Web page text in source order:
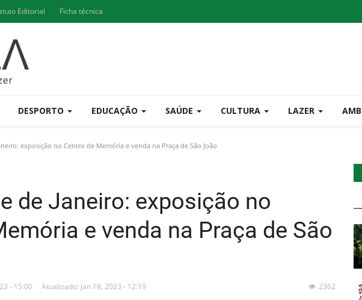
Editorial Ficha técnica
DESPORTO EDUCAÇÃO SAÚDE CULTURA LAZER
exposição no Centro de Memória e venda na Praça de São João
de Janeiro: exposição no
e venda na Praça de São
- 15:00 Atualizado: Jan 18, 2023 - 12:19 2362